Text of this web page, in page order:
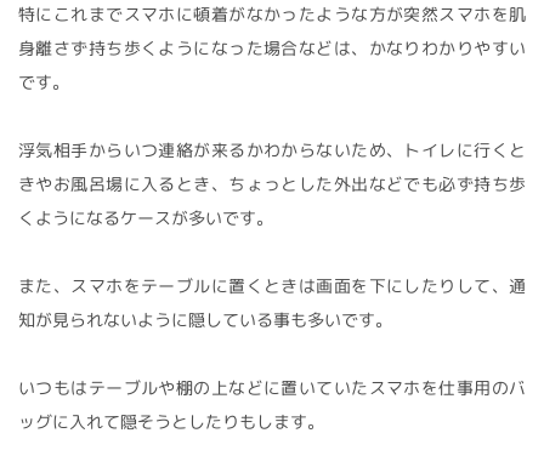
特にこれまでスマホに頓着がなかったような方が突然スマホを肌
身離さず持ち歩くようになった場合などは、かなりわかりやすい
です。
浮気相手からいつ連絡が来るかわからないため、トイレに行くと
きやお風呂場に入るとき、ちょっとした外出などでも必ず持ち歩
くようになるケースが多いです。
また、スマホをテーブルに置くときは画面を下にしたりして、通
知が見られないように隠している事も多いです。
いつもはテーブルや棚の上などに置いていたスマホを仕事用のバ
ッグに入れて隠そうとしたりもします。